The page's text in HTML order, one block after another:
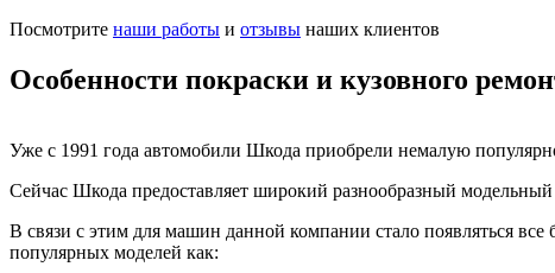
Посмотрите наши работы и отзывы наших клиентов
Особенности покраски и кузовного
Уже с 1991 года автомобили Шкода приобрели немалую
Сейчас Шкода предоставляет широкий разнообразный
В связи с этим для машин данной компании стало появляться
популярных моделей как: